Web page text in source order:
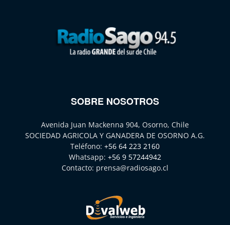
SOBRE NOSOTROS
Avenida Juan Mackenna 904, Osorno, Chile
SOCIEDAD AGRICOLA Y GANADERA DE OSORNO A.G.
Teléfono: +56 64 223 2160
Whatsapp: +56 9 57244942
Contacto: prensa@radiosago.cl